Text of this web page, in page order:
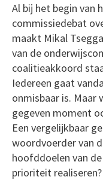
Al bij het begin van
commissiedebat
maakt Mikal
van de
coalitieakkoord
Iedereen gaat
onmisbaar is. Maar
gegeven moment
Een vergelijkbaar
woordvoerder van
hoofddoelen van
prioriteit realiseren?